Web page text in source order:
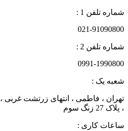
شماره تلفن 1 :
021-91090800
شماره تلفن 2 :
0991-1990800
شعبه یک :
تهران ، فاطمی ، انتهای زرتشت غربی
، پلاک 27 زنگ سوم
ساعات کاری :